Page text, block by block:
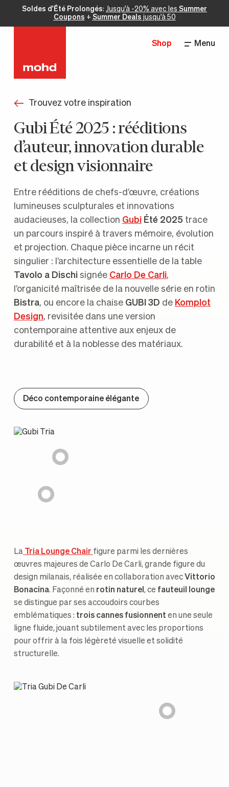
Soldes d'Été Prolongés: Jusqu'à -20% avec les Summer
Coupons + Summer Deals jusqu'à 50
Shop Menu
Trouvez votre inspiration
Gubi Été 2025 : rééditions
d’auteur, innovation durable
et design visionnaire
Entre rééditions de chefs-d’œuvre, créations
lumineuses sculpturales et innovations
audacieuses, la collection GubiÉté 2025trace
un parcours inspiré à travers mémoire, évolution
et projection. Chaque pièce incarne un récit
singulier : l’architecture essentielle de la table
Tavolo a Dischisignée Carlo De Carli,
l’organicité maîtrisée de la nouvelle série en rotin
Bistra, ou encore la chaise GUBI 3D de Komplot
Design, revisitée dans une version
contemporaine attentive aux enjeux de
durabilité et à la noblesse des matériaux.
Déco contemporaine élégante
La Tria Lounge Chair figure parmi les dernières
œuvres majeures de Carlo De Carli, grande figure du
design milanais, réalisée en collaboration avec Vittorio
Bonacina. Façonné en rotin naturel , ce fauteuil lounge
se distingue par ses accoudoirs courbes
emblématiques : trois cannes fusionnent en une seule
ligne fluide, jouant subtilement avec les proportions
pour offrir à la fois légèreté visuelle et solidité
structurelle.